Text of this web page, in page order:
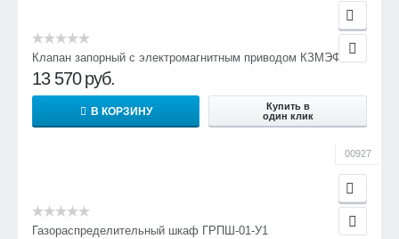
0,1
0,4
верхний
0,32
0,03
0,75
0,2
Клапан запорный с электромагнитным приводом КЗМЭФ
13 570 руб.
В КОРЗИНУ
Купить в
один клик
00927
Газораспределительный шкаф ГРПШ-01-У1